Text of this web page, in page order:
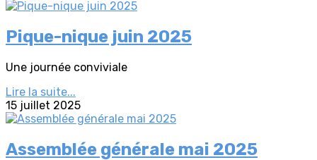
Pique-nique juin 2025
Une journée conviviale
Lire la suite...
15 juillet 2025
Assemblée générale mai 2025